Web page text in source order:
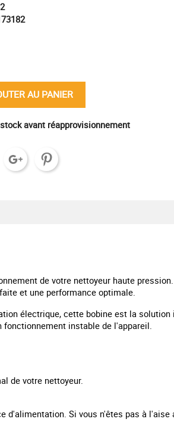
AU PANIER
avant réapprovisionnement
de votre nettoyeur haute
et une performance optimale.
électrique, cette bobine est la solution
fonctionnement instable de l'appareil.
de votre nettoyeur.
d'alimentation. Si vous n'êtes pas à l'aise